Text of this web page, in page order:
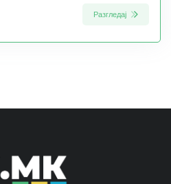
Разгледај